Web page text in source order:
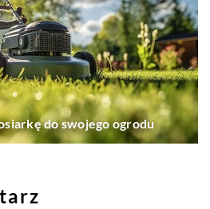
do swojego ogrodu